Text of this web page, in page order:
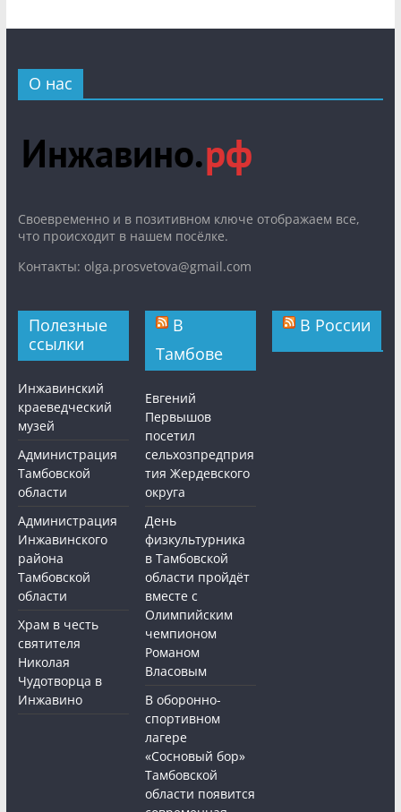
О нас
Cвоевременно и в позитивном ключе отображаем все,
что происходит в нашем посёлке.
Контакты: olga.prosvetova@gmail.com
Полезные
ссылки
Инжавинский
краеведческий
музей
Администрация
Тамбовской
области
Администрация
Инжавинского
района
Тамбовской
области
Храм в честь
святителя
Николая
Чудотворца в
Инжавино
В
Тамбове
Евгений
Первышов
посетил
сельхозпредприя
тия Жердевского
округа
День
физкультурника
в Тамбовской
области пройдёт
вместе с
Олимпийским
чемпионом
Романом
Власовым
В оборонно-
спортивном
лагере
«Сосновый бор»
Тамбовской
области появится
В России